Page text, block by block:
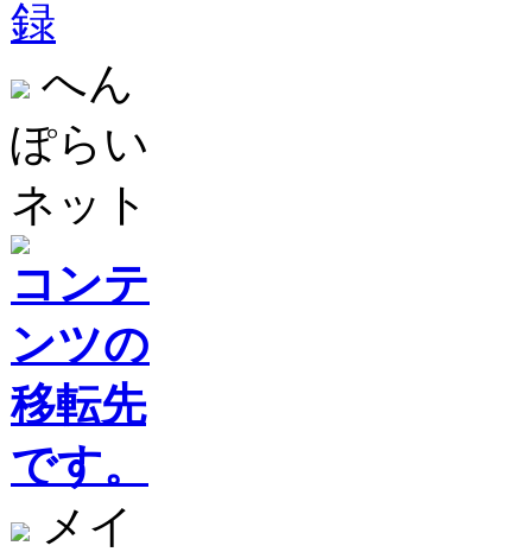
録
へん
ぽらい
ネット
コンテ
ンツの
移転先
です。
メイ